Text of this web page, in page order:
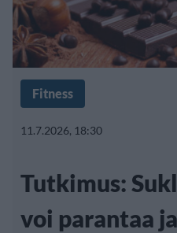
Fitness
11.7.2026, 18:30
Tutkimus:
voi parantaa